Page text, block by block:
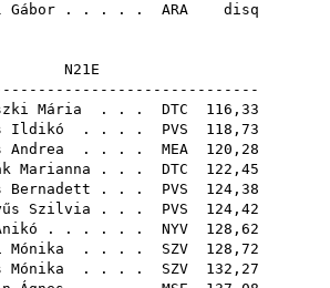
Gábor . . . . . ARA disq
N21E
Mária . . . DTC 116,33
Ildikó . . . . PVS 118,73
Andrea . . . . MEA 120,28
Marianna . . . DTC 122,45
Bernadett . . . PVS 124,38
Szilvia . . . PVS 124,42
. . . . . . NYV 128,62
. . . . SZV 128,72
Mónika . . . . SZV 132,27